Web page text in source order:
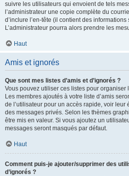
suivre les utilisateurs qui envoient de tels
l’administrateur une copie complète du
d’inclure l’en-tête (il contient des
L’administrateur pourra alors prendre les
Haut
Amis et ignorés
Que sont mes listes d’amis et d’ignorés ?
Vous pouvez utiliser ces listes pour organiser
Les membres ajoutés à votre liste d’amis
de l’utilisateur pour un accès rapide, voir
des messages privés. Selon les thèmes
être mis en valeur. Si vous ajoutez un
messages seront masqués par défaut.
Haut
Comment puis-je ajouter/supprimer des
d’ignorés ?